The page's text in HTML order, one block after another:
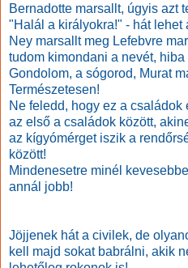
Bernadotte marsallt, úgyis azt
"Halál a királyokra!" - hát lehet
Ney marsallt meg Lefebvre
tudom kimondani a nevét,
Gondolom, a sógorod, Murat
Természetesen!
Ne feledd, hogy ez a családok
az első a családok között,
az kígyómérget iszik a
között!
Mindenesetre minél
annál jobb!
Jöjjenek hát a civilek, de
kell majd sokat babrálni, akik